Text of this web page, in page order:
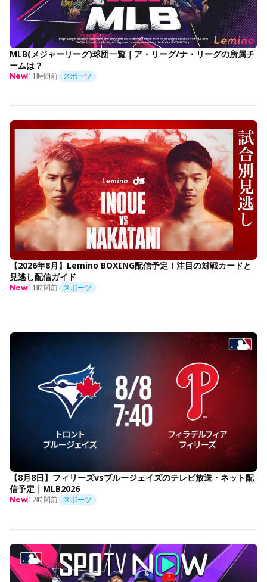
MLB(メジャーリーグ)球団一覧｜ア・リーグ/ナ・リーグの所属チ
ームは？
New11時間前 スポーツ
【2026年8月】Lemino BOXING配信予定！注目の対戦カードと
見逃し配信ガイド
New11時間前 スポーツ
【8月8日】フィリーズvsブルージェイズのテレビ放送・ネット配
信予定｜MLB2026
New12時間前 スポーツ